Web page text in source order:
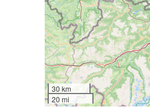
30 km
20 mi